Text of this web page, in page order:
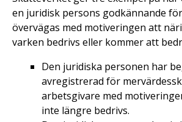
en juridisk persons godkännande
övervägas med motiveringen att
varken bedrivs eller kommer att
Den juridiska personen har
avregistrerad för
arbetsgivare med
inte längre bedrivs.